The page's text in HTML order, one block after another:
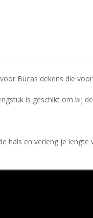
Bucas dekens die
is geschikt om bij
hals en verleng je